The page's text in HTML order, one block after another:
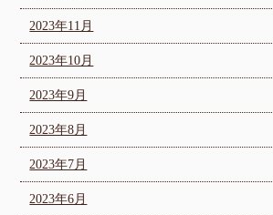
2023年11月
2023年10月
2023年9月
2023年8月
2023年7月
2023年6月